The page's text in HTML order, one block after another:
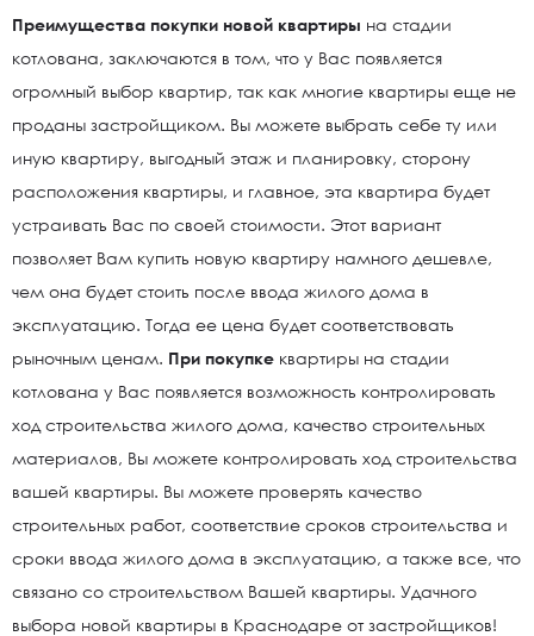
Преимущества покупки новой квартиры на стадии
котлована, заключаются в том, что у Вас появляется
огромный выбор квартир, так как многие квартиры еще не
проданы застройщиком. Вы можете выбрать себе ту или
иную квартиру, выгодный этаж и планировку, сторону
расположения квартиры, и главное, эта квартира будет
устраивать Вас по своей стоимости. Этот вариант
позволяет Вам купить новую квартиру намного дешевле,
чем она будет стоить после ввода жилого дома в
эксплуатацию. Тогда ее цена будет соответствовать
рыночным ценам. При покупке квартиры на стадии
котлована у Вас появляется возможность контролировать
ход строительства жилого дома, качество строительных
материалов, Вы можете контролировать ход строительства
вашей квартиры. Вы можете проверять качество
строительных работ, соответствие сроков строительства и
сроки ввода жилого дома в эксплуатацию, а также все, что
связано со строительством Вашей квартиры. Удачного
выбора новой квартиры в Краснодаре от застройщиков!